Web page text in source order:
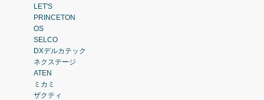
LET'S
PRINCETON
OS
SELCO
DXデルカテック
ネクステージ
ATEN
ミカミ
ザクティ